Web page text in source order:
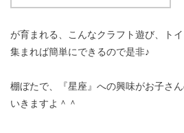
が育まれる、こんなクラフト遊び、ト
集まれば簡単にできるので是非♪
棚ぼたで、『星座』への興味がお子さ
いきますよ＾＾